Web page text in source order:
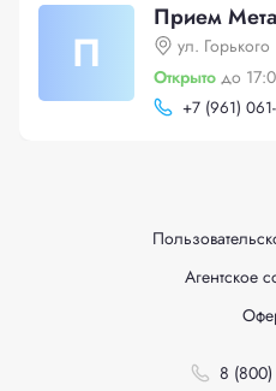
П
Прием
ул. Горького
Открыто до
+7 (961)
Агентское
8 (800)